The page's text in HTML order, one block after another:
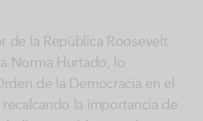
de la República Roosevelt
Norma Hurtado, lo
de la Democracia en el
la importancia de